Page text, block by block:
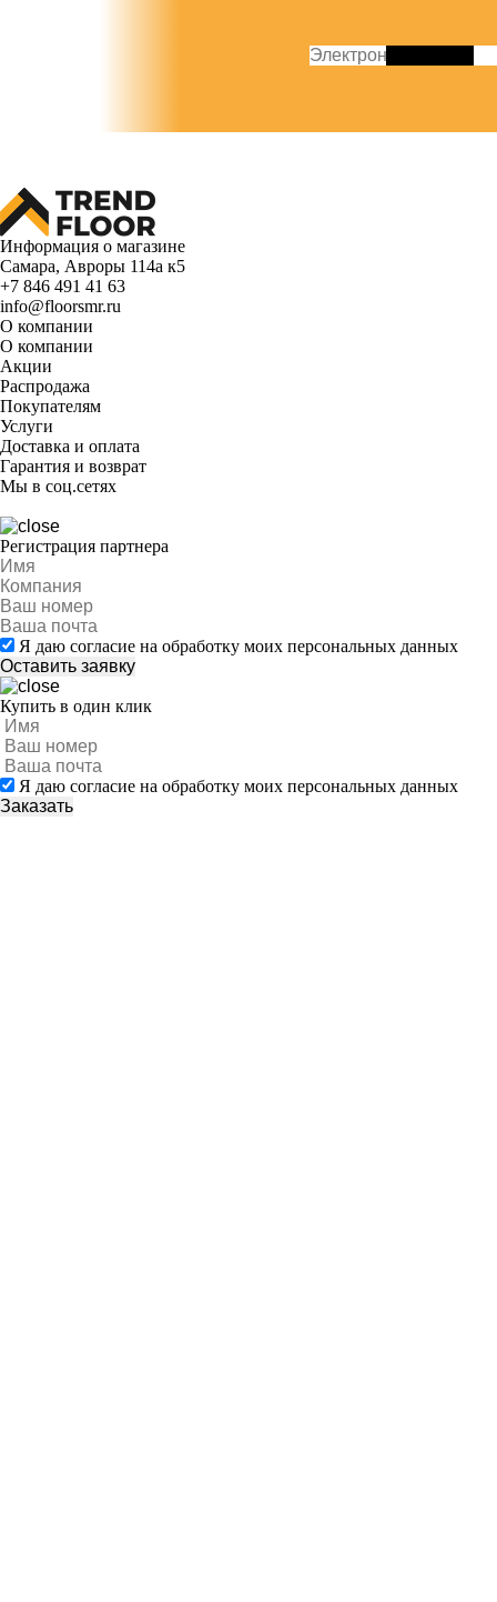
Информация о магазине
Самара, Авроры 114а к5
+7 846 491 41 63
info@floorsmr.ru
О компании
О компании
Акции
Распродажа
Покупателям
Услуги
Доставка и оплата
Гарантия и возврат
Мы в соц.сетях
Регистрация партнера
Я даю согласие на обработку моих персональных данных
Купить в один клик
Я даю согласие на обработку моих персональных данных